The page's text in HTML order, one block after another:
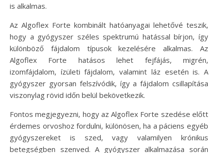
is alkalmas.
Az Algoflex Forte kombinált hatóanyagai lehetővé teszik,
hogy a gyógyszer széles spektrumú hatással bírjon, így
különböző fájdalom típusok kezelésére alkalmas. Az
Algoflex Forte hatásos lehet fejfájás, migrén,
izomfájdalom, ízületi fájdalom, valamint láz esetén is. A
gyógyszer gyorsan felszívódik, így a fájdalom csillapítása
viszonylag rövid időn belül bekövetkezik.
Fontos megjegyezni, hogy az Algoflex Forte szedése előtt
érdemes orvoshoz fordulni, különösen, ha a páciens egyéb
gyógyszereket is szed, vagy valamilyen krónikus
betegségben szenved. A gyógyszer alkalmazása során